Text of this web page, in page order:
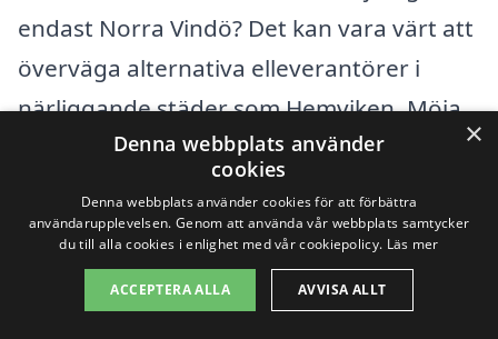
endast Norra Vindö? Det kan vara värt att
överväga alternativa elleverantörer i
närliggande städer som Hemviken, Möja,
Dädesjö,Kummelnäs, Sundbyberg, och
områden kan du få en uppfattning om
vilka erbjudanden som finns tillgängliga
och potentiellt spara pengar.
×
Denna webbplats använder
cookies
Denna webbplats använder cookies för att förbättra
användarupplevelsen. Genom att använda vår webbplats samtycker
du till alla cookies i enlighet med vår cookiepolicy. Läs mer
ACCEPTERA ALLA AVVISA ALLT